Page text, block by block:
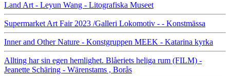
Land Art - Leyun Wang - Litografiska Museet
Supermarket Art Fair 2023 /Galleri Lokomotiv - - Konstmässa
Inner and Other Nature - Konstgruppen MEEK - Katarina kyrka
Allting har sin egen hemlighet. Blåeriets heliga rum (FILM) -
Jeanette Schäring - Wärenstams , Borås